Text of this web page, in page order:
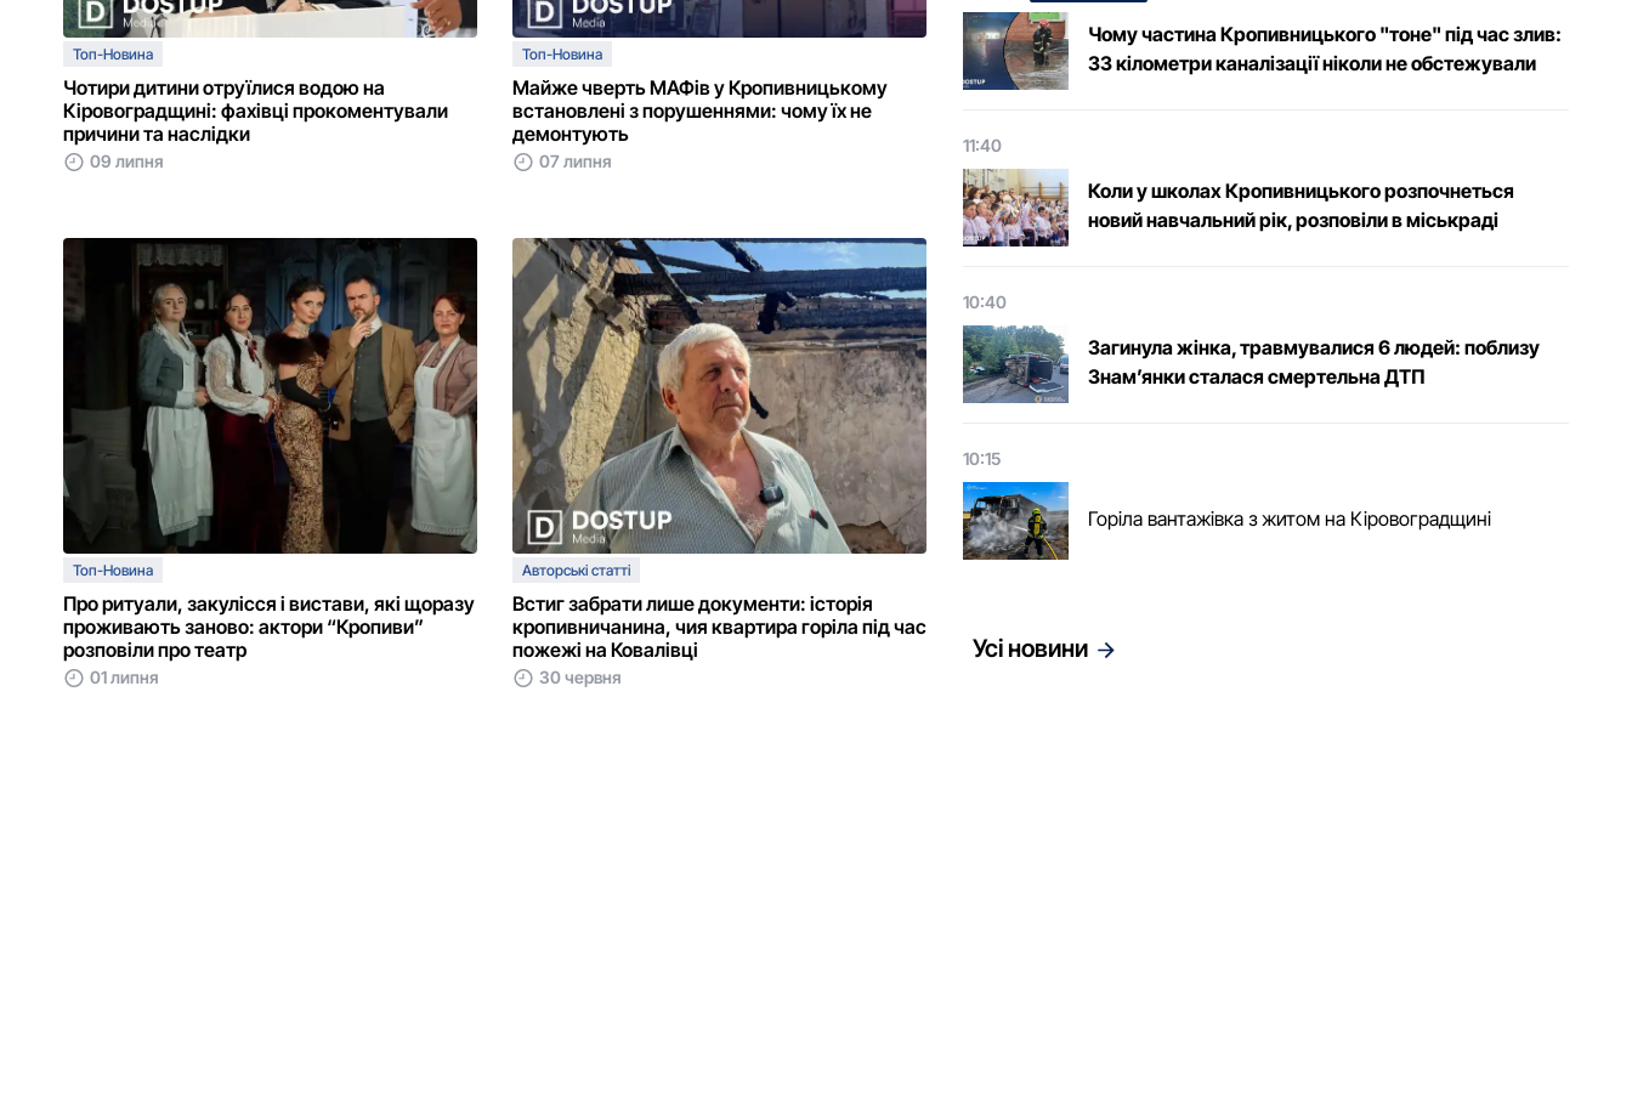
Топ-Новина
Чотири дитини отруїлися водою на
Кіровоградщині: фахівці прокоментували
причини та наслідки
09 липня
Топ-Новина
Майже чверть МАФів у Кропивницькому
встановлені з порушеннями: чому їх не
демонтують
07 липня
Топ-Новина
Про ритуали, закулісся і вистави, які щоразу
проживають заново: актори “Кропиви”
розповіли про театр
01 липня
Авторські статті
Встиг забрати лише документи: історія
кропивничанина, чия квартира горіла під час
пожежі на Ковалівці
30 червня
Чому частина Кропивницького "тоне" під час злив:
33 кілометри каналізації ніколи не обстежували
11:40
Коли у школах Кропивницького розпочнеться
новий навчальний рік, розповіли в міськраді
10:40
Загинула жінка, травмувалися 6 людей: поблизу
Знам’янки сталася смертельна ДТП
10:15
Горіла вантажівка з житом на Кіровоградщині
Усі новини